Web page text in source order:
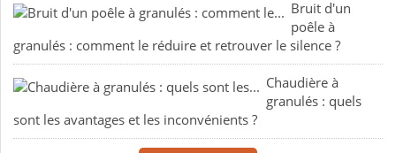
Bruit d'un
poêle à
granulés : comment le réduire et retrouver le silence ?
Chaudière à
granulés : quels
sont les avantages et les inconvénients ?